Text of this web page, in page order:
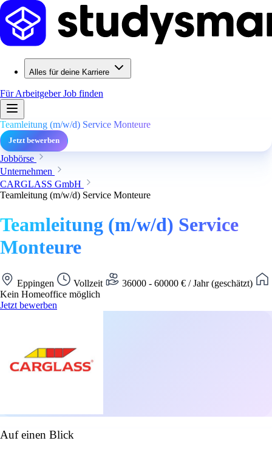
Alles für deine Karriere
Für ArbeitgeberJob finden
Teamleitung (m/w/d) Service Monteure
Jetzt bewerben
Jobbörse
Unternehmen
CARGLASS GmbH
Teamleitung (m/w/d) Service Monteure
Teamleitung (m/w/d) Service
Monteure
Eppingen Vollzeit
36000 - 60000 € / Jahr (geschätzt)
Kein Homeoffice möglich
Jetzt bewerben
Auf einen Blick